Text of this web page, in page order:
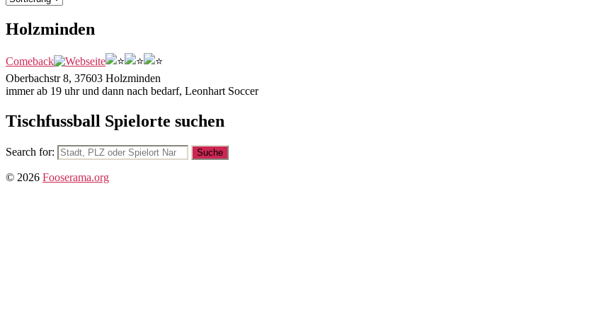
Holzminden
Comeback
Oberbachstr 8, 37603 Holzminden
immer ab 19 uhr und dann nach bedarf, Leonhart Soccer
Tischfussball Spielorte suchen
Search for:
© 2026 Fooserama.org